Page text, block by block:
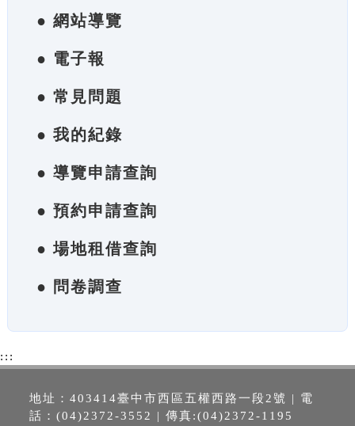
● 網站導覽
● 電子報
● 常見問題
● 我的紀錄
● 導覽申請查詢
● 預約申請查詢
● 場地租借查詢
● 問卷調查
:::
地址：403414臺中市西區五權西路一段2號 | 電
話：(04)2372-3552 | 傳真:(04)2372-1195